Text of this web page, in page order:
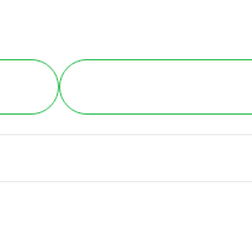
tiskanje. Stoga te